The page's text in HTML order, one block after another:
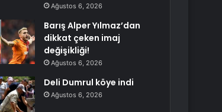
Ağustos 6, 2026
Barış Alper Yılmaz’dan
dikkat çeken imaj
değişikliği!
Ağustos 6, 2026
Deli Dumrul köye indi
Ağustos 6, 2026